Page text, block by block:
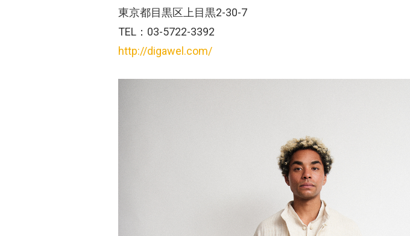
東京都目黒区上目黒2-30-7
TEL：03-5722-3392
http://digawel.com/